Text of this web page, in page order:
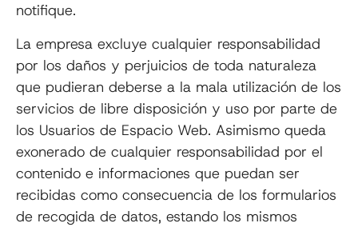
notifique.
La empresa excluye cualquier responsabilidad
por los daños y perjuicios de toda naturaleza
que pudieran deberse a la mala utilización de los
servicios de libre disposición y uso por parte de
los Usuarios de Espacio Web. Asimismo queda
exonerado de cualquier responsabilidad por el
contenido e informaciones que puedan ser
recibidas como consecuencia de los formularios
de recogida de datos, estando los mismos